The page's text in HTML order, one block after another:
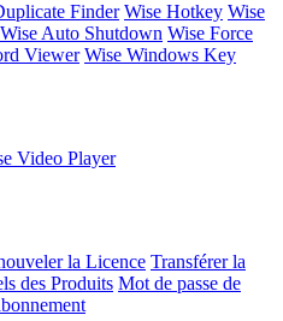
Finder Wise Hotkey Wise
Wise Auto Shutdown Wise Force
Viewer Wise Windows Key
Video Player
la Licence Transférer la
des Produits Mot de passe de